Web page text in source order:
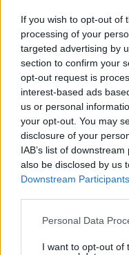
If you wish to opt-out of
processing of your
targeted advertising by
section to confirm your
opt-out request is
interest-based ads
us or personal
your opt-out. You may
disclosure of your
IAB’s list of
also be disclosed by us
Downstream Participants
Please note that this
not limited to your visit
Personal Data
I want to opt-out of
Ο οικονομικός
Η συζήτηση φτάνει
αναφορά γίνεται
οικονομίας.
και πολλές φορές
υποδεχόμαστε
αποτέλεσμα να
που θα ήθελαν
αναφέρονται στα
που πρέπει να
λοιπόν σε όλα
σημαντικός